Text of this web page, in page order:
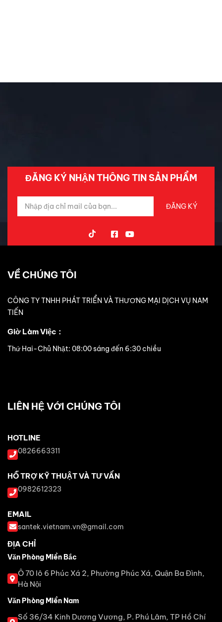
ĐĂNG KÝ NHẬN THÔNG TIN SẢN PHẨM
VỀ CHÚNG TÔI
CÔNG TY TNHH PHÁT TRIỂN VÀ THƯƠNG MẠI DỊCH VỤ NAM
TIẾN
Giờ Làm Việc：
Thứ Hai-Chủ Nhật: 08:00 sáng đến 6:30 chiều
LIÊN HỆ VỚI CHÚNG TÔI
HOTLINE
0826663311
HỖ TRỢ KỸ THUẬT VÀ TƯ VẤN
0982612323
EMAIL
santek.vietnam.vn@gmail.com
ĐỊA CHỈ
Văn Phòng Miền Bắc
Ô 70 lô 6 Phúc Xá 2, Phường Phúc Xá, Quận Ba Đình,
Hà Nội
Văn Phòng Miền Nam
Số 36/34 Kinh Dương Vương, P. Phú Lâm, TP Hồ Chí